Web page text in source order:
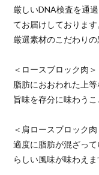
厳しいDNA検査を通
てお届けしております
厳選素材のこだわりの
＜ロースブロック肉＞
脂肪におおわれた上
旨味を存分に味わうこ
＜肩ロースブロック肉
適度に脂肪が混ざっ
らしい風味が味わえま